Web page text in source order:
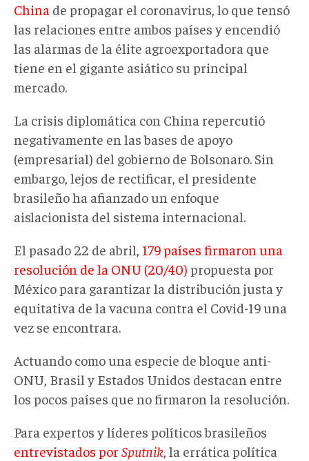
China de propagar el coronavirus, lo que tensó
las relaciones entre ambos países y encendió
las alarmas de la élite agroexportadora que
tiene en el gigante asiático su principal
mercado.
La crisis diplomática con China repercutió
negativamente en las bases de apoyo
(empresarial) del gobierno de Bolsonaro. Sin
embargo, lejos de rectificar, el presidente
brasileño ha afianzado un enfoque
aislacionista del sistema internacional.
El pasado 22 de abril, 179 países firmaron una
resolución de la ONU (20/40) propuesta por
México para garantizar la distribución justa y
equitativa de la vacuna contra el Covid-19 una
vez se encontrara.
Actuando como una especie de bloque anti-
ONU, Brasil y Estados Unidos destacan entre
los pocos países que no firmaron la resolución.
Para expertos y líderes políticos brasileños
entrevistados por Sputnik, la errática política